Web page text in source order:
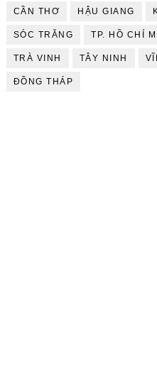
CẦN THƠ HẬU GIANG
SÓC TRĂNG TP. HỒ CHÍ
TRÀ VINH TÂY NINH
ĐỒNG THÁP